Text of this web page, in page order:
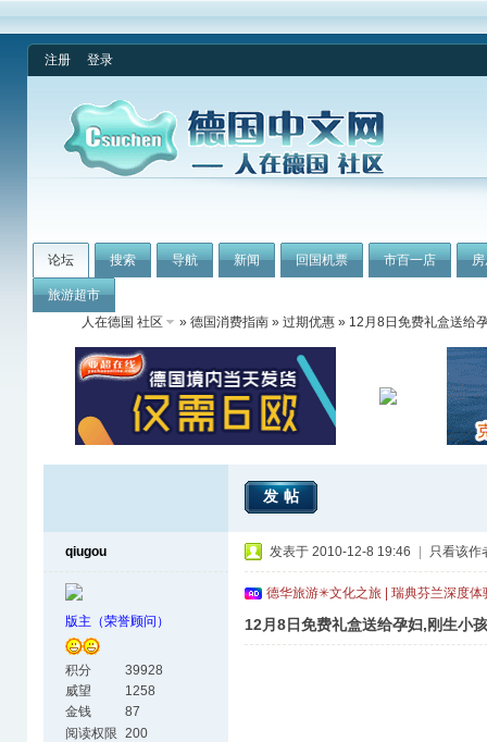
注册 登录
论坛 搜索 导航 新闻 回国机票 市百一店
旅游超市
人在德国 社区
» 德国消费指南 » 过期优惠 » 12月8日免费礼盒送给
发帖
qiugou
版主（荣誉顾问）
积分
39928
威望
1258
金钱
87
阅读权限 200
发表于 2010-12-8 19:46 只看该作
德华旅游✳文化之旅 | 瑞典芬兰深度
12月8日免费礼盒送给孕妇,刚生小